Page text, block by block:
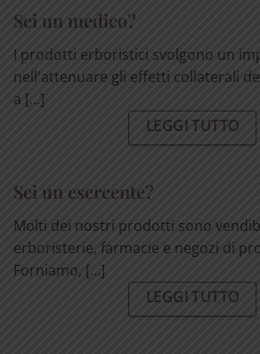
Sei un medico?
I prodotti erboristici svolgono un
nell'attenuare gli effetti collaterali
a [...]
LEGGI TUTTO
Sei un esercente?
Molti dei nostri prodotti sono
erboristerie, farmacie e negozi di
Forniamo, [...]
LEGGI TUTTO